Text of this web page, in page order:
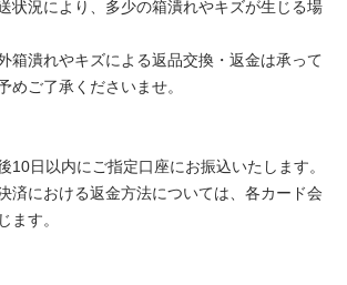
状況により、多少の箱潰れやキズが生じる場
箱潰れやキズによる返品交換・返金は承って
めご了承くださいませ。
10日以内にご指定口座にお振込いたします。
済における返金方法については、各カード会
ます。